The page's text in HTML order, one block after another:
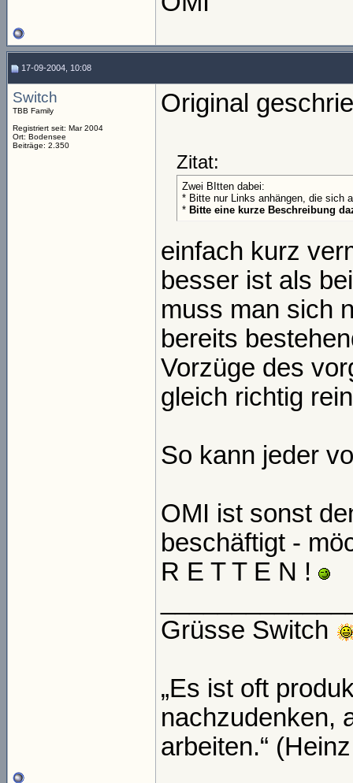
17-09-2004, 10:08
Switch
TBB Family
Registriert seit: Mar 2004
Ort: Bodensee
Beiträge: 2.350
Original
Zitat:
Zwei BItten dabei:
* Bitte nur Links anhängen, die sich
* Bitte eine kurze Beschreibung
einfach kurz
besser ist als
muss man sich
bereits
Vorzüge des
gleich richtig
So kann jeder
OMI ist sonst
beschäftigt -
R E T T E N !
Grüsse Switch
„Es ist oft
nachzudenken,
arbeiten.“